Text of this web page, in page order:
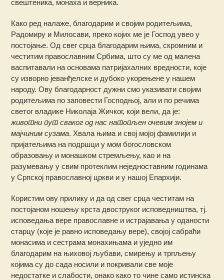
свештеника, монаха и верника.
Како ред налаже, благодарим и својим родитељима,
Радомиру и Милосави, преко којих ме је Господ увео у
постојање. Од свег срца благодарим њима, скромним и
честитим православним Србима, што су ме од малена
васпитавали на основама патријахалних вредности, које
су изворно јеванђелске и дубоко укорењене у нашем
народу. Ову благодарност дужни смо указивати својим
родитељима по заповести Господњој, али и по речима
светог владике Николаја Жичког, који вели, да је:
животни пут сваког од нас натопљен очевим знојем и
мајчиним сузама. Хвала њима и свој мојој фамилији и
пријатељима на подршци у мом богословском
образовању и монашком стремљењу, као и на
разумевању у свим протеклим неједноставним годинама
у Српској православној цркви и у нашој Епархији.
Користим ову прилику и да од свег срца честитам на
постојаном ношењу крста двоструког исповедништва, тј.
исповедања вере православне и истрајавања у оданости
старцу (које је равно исповедању вере), својој сабраћи
монасима и сестрама монахињама и уједно им
благодарим на њиховој љубави, смирењу и трпљењу
којима су до сада носили и покривали све моје
недостатке и слабости, онако како то чине само истинска